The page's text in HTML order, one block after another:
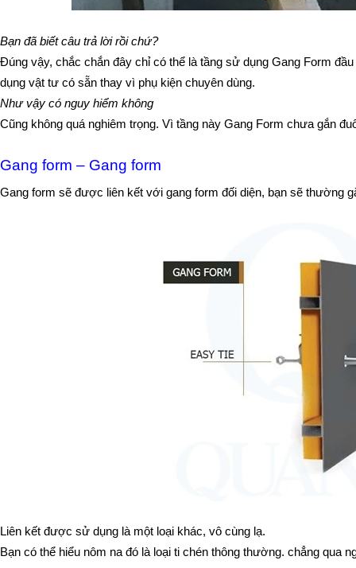
Bạn đã biết câu trả lời rồi chứ?
Đúng vậy, chắc chắn đây chỉ có thể là tầng sử dụng Gang Form
dụng vật tư có sẵn thay vì phụ kiện chuyên dùng.
Như vậy có nguy hiểm không
Cũng không quá nghiêm trọng. Vì tầng này Gang Form chưa gắn
Gang form – Gang form
Gang form sẽ được liên kết với gang form đối diện, bạn sẽ thường
Liên kết được sử dụng là một loại khác, vô cùng lạ.
Bạn có thể hiểu nôm na đó là loại ti chén thông thường. chẳng